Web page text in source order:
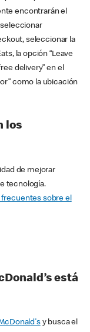
encontrarán el
seleccionar
seleccionar la
la opción “Leave
delivery” en el
como la ubicación
los
de mejorar
tecnología.
frecuentes sobre el
está
y busca el